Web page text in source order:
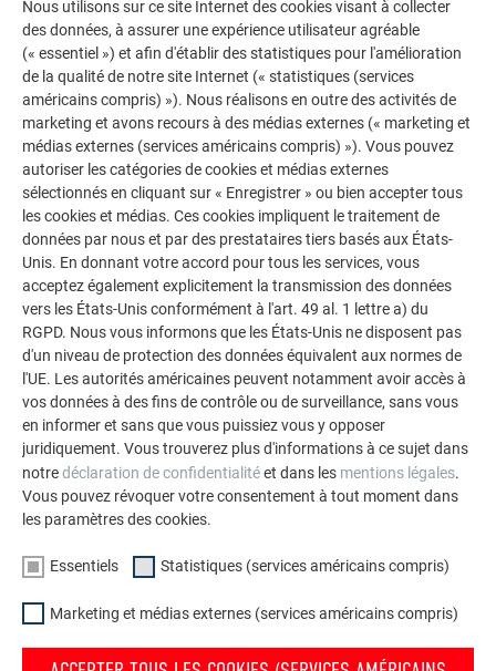
Durable, polyvalent, écologique
L’aluminium constitue le matériau optimal pour les maîtres
d’ouvrage et les spécialistes en rénovation. Vous trouverez
ici tous ses avantages.
PLUS D’INFORMATIONS
Nous utilisons sur ce site Internet des cookies visant à collecter
des données, à assurer une expérience utilisateur agréable
(« essentiel ») et afin d'établir des statistiques pour l'amélioration
de la qualité de notre site Internet (« statistiques (services
américains compris) »). Nous réalisons en outre des activités de
marketing et avons recours à des médias externes (« marketing et
médias externes (services américains compris) »). Vous pouvez
autoriser les catégories de cookies et médias externes
sélectionnés en cliquant sur « Enregistrer » ou bien accepter tous
les cookies et médias. Ces cookies impliquent le traitement de
données par nous et par des prestataires tiers basés aux États-
Unis. En donnant votre accord pour tous les services, vous
acceptez également explicitement la transmission des données
vers les États-Unis conformément à l'art. 49 al. 1 lettre a) du
RGPD. Nous vous informons que les États-Unis ne disposent pas
d'un niveau de protection des données équivalent aux normes de
l'UE. Les autorités américaines peuvent notamment avoir accès à
vos données à des fins de contrôle ou de surveillance, sans vous
en informer et sans que vous puissiez vous y opposer
juridiquement. Vous trouverez plus d'informations à ce sujet dans
notredéclaration de confidentialitéet dans les mentions légales.
Vous pouvez révoquer votre consentement à tout moment dans
les paramètres des cookies.
Essentiels Statistiques (services américains compris)
Marketing et médias externes (services américains compris)